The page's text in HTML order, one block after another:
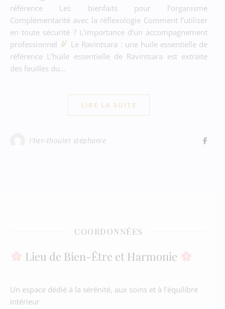
référence Les bienfaits pour l’organisme
Complémentarité avec la réflexologie Comment l’utiliser
en toute sécurité ? L’importance d’un accompagnement
professionnel
Le Ravintsara : une huile essentielle de
référence L’huile essentielle de Ravintsara est extraite
des feuilles du…
LIRE LA SUITE
l'her-thoulet stéphanie
COORDONNÉES
Lieu de Bien-Être et Harmonie
Un espace dédié à la sérénité, aux soins et à l’équilibre
intérieur